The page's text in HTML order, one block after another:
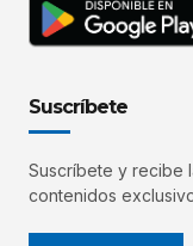
Suscríbete
Suscríbete y recibe
contenidos